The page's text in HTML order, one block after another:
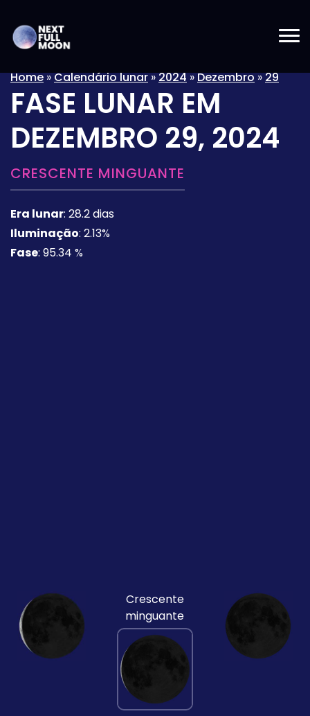
Home»Calendário lunar»2024»Dezembro»29
FASE LUNAR EM
DEZEMBRO 29, 2024
CRESCENTE MINGUANTE
Era lunar: 28.2 dias
Iluminação: 2.13%
Fase: 95.34 %
Crescente
minguante